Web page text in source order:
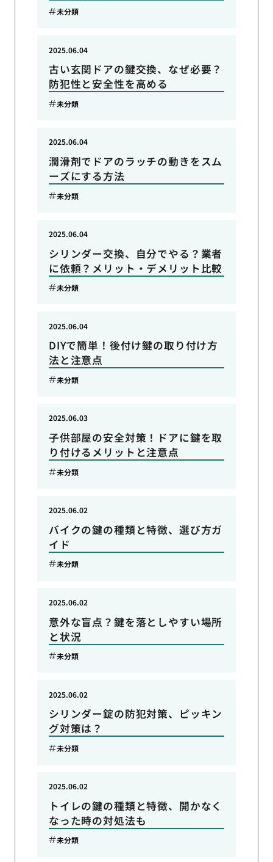
未分類
古い玄関ドアの鍵交換、なぜ必要？
防犯性と安全性を高める
2025.06.04
未分類
潤滑剤でドアのラッチの動きをスム
ーズにする方法
2025.06.04
未分類
シリンダー交換、自分でやる？業者
に依頼？メリット・デメリット比較
2025.06.04
未分類
DIYで簡単！後付け鍵の取り付け方
法と注意点
2025.06.04
未分類
子供部屋の安全対策！ドアに鍵を取
り付けるメリットと注意点
2025.06.03
未分類
バイクの鍵の種類と特徴、選び方ガ
イド
2025.06.02
未分類
意外な盲点？鍵を落としやすい場所
と状況
2025.06.02
未分類
シリンダー錠の防犯対策、ピッキン
グ対策は？
2025.06.02
未分類
トイレの鍵の種類と特徴、開かなく
なった時の対処法も
2025.06.02
未分類